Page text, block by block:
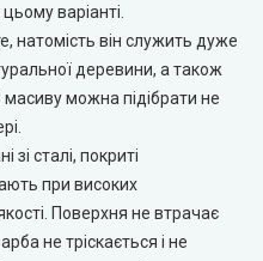
варіанті.
натомість він служить дуже
деревини, а також
масиву можна підібрати не
зі сталі, покриті
при високих
Поверхня не втрачає
не тріскається і не